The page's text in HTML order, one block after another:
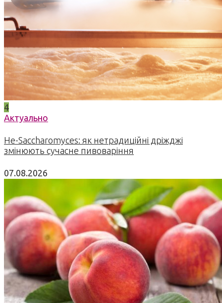
4
Актуально
Не-Saccharomyces: як нетрадиційні дріжджі
змінюють сучасне пивоваріння
07.08.2026